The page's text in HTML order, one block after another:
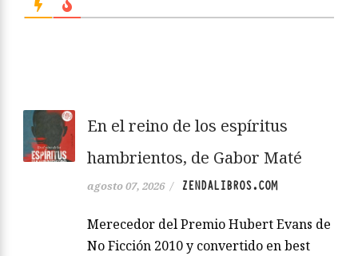
En el reino de los espíritus
hambrientos, de Gabor Maté
agosto 07, 2026 / ZENDALIBROS.COM
Merecedor del Premio Hubert Evans de
No Ficción 2010 y convertido en best